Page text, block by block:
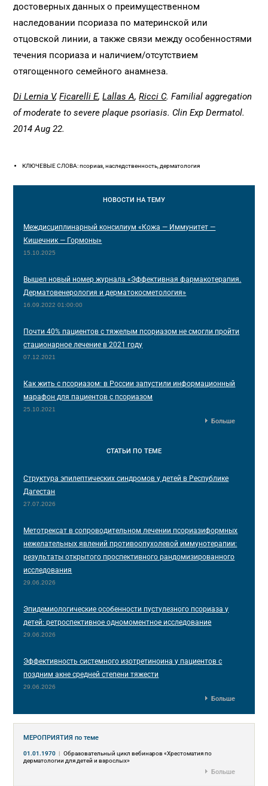
достоверных данных о преимущественном
наследовании псориаза по материнской или
отцовской линии, а также связи между особенностями
течения псориаза и наличием/отсутствием
отягощенного семейного анамнеза.
Di Lernia V,Ficarelli E,Lallas A,Ricci C. Familial aggregation
of moderate to severe plaque psoriasis. Clin Exp Dermatol.
2014 Aug 22.
КЛЮЧЕВЫЕ СЛОВА: псориаз, наследственность, дерматология
НОВОСТИ НА ТЕМУ
Междисциплинарный консилиум «Кожа — Иммунитет —
Кишечник — Гормоны»
15.10.2025
Вышел новый номер журнала «Эффективная фармакотерапия.
Дерматовенерология и дерматокосметология»
16.09.2022 01:00:00
Почти 40% пациентов с тяжелым псориазом не смогли пройти
стационарное лечение в 2021 году
07.12.2021
Как жить с псориазом: в России запустили информационный
марафон для пациентов с псориазом
25.10.2021
Больше
СТАТЬИ ПО ТЕМЕ
Структура эпилептических синдромов у детей в Республике
Дагестан
27.07.2026
Метотрексат в сопроводительном лечении псориазиформных
нежелательных явлений противоопухолевой иммунотерапии:
результаты открытого проспективного рандомизированного
исследования
29.06.2026
Эпидемиологические особенности пустулезного псориаза у
детей: ретроспективное одномоментное исследование
29.06.2026
Эффективность системного изотретиноина у пациентов с
поздним акне средней степени тяжести
29.06.2026
Больше
МЕРОПРИЯТИЯпо теме
01.01.1970 | Образовательный цикл вебинаров «Хрестоматия по
дерматологии для детей и взрослых»
Больше